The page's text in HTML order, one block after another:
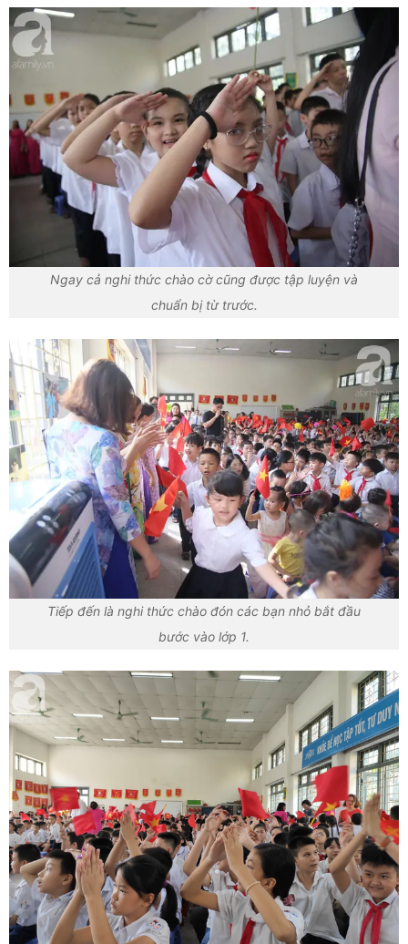
Ngay cả nghi thức chào cờ cũng được tập luyện và
chuẩn bị từ trước.
Tiếp đến là nghi thức chào đón các bạn nhỏ bắt đầu
bước vào lớp 1.